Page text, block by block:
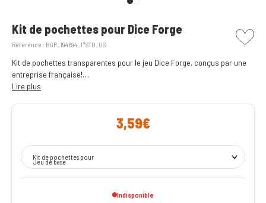
Kit de pochettes pour Dice Forge
Référence : BGP_194594_1*STD_US
picto
Kit de pochettes transparentes pour le jeu Dice Forge, conçus par une
entreprise française!
Soyez plus sereins lors de vos soirées jeux en vous assurant qu'elles ne
seront pas gâchées par un verre renversé!
Lire plus
3,59€
Kit de pochettes pour
Jeu de base
Indisponible